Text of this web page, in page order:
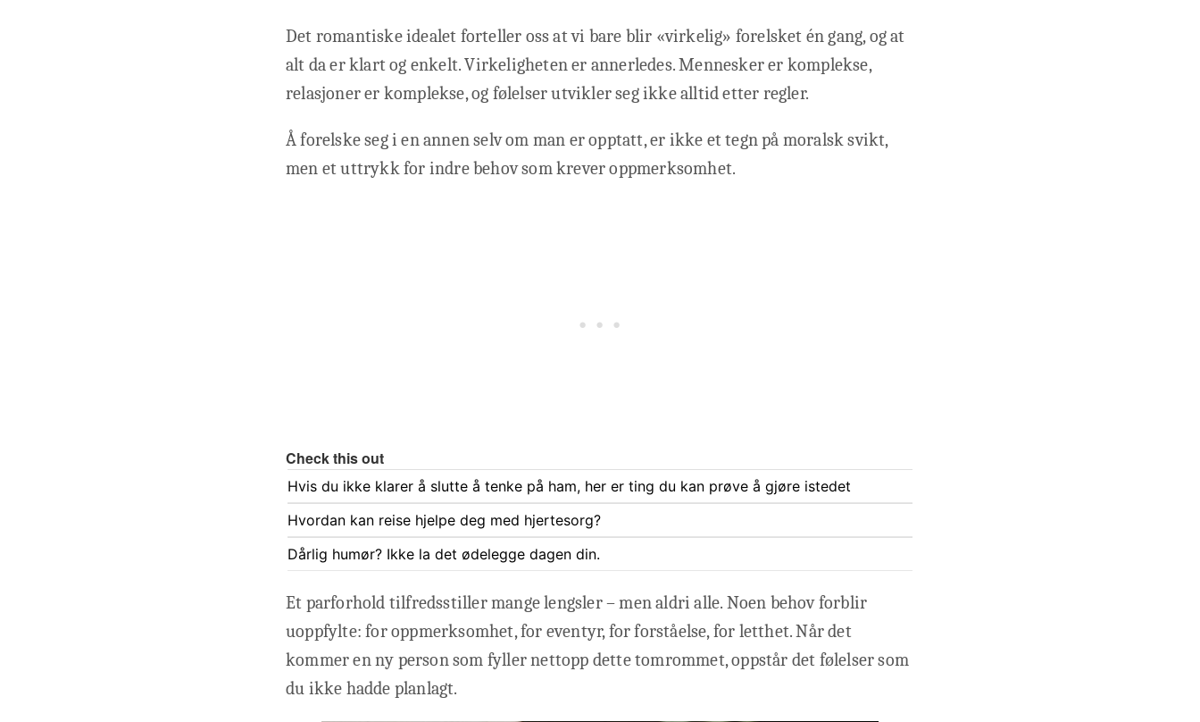
Det romantiske idealet forteller oss at vi bare blir «virkelig» forelsket én gang, og at
alt da er klart og enkelt. Virkeligheten er annerledes. Mennesker er komplekse,
relasjoner er komplekse, og følelser utvikler seg ikke alltid etter regler.
Å forelske seg i en annen selv om man er opptatt, er ikke et tegn på moralsk svikt,
men et uttrykk for indre behov som krever oppmerksomhet.
Check this out
Hvis du ikke klarer å slutte å tenke på ham, her er ting du kan prøve å gjøre istedet
Hvordan kan reise hjelpe deg med hjertesorg?
Dårlig humør? Ikke la det ødelegge dagen din.
Et parforhold tilfredsstiller mange lengsler – men aldri alle. Noen behov forblir
uoppfylte: for oppmerksomhet, for eventyr, for forståelse, for letthet. Når det
kommer en ny person som fyller nettopp dette tomrommet, oppstår det følelser som
du ikke hadde planlagt.